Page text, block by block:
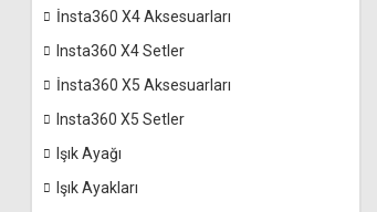
İnsta360 X4 Aksesuarları
Insta360 X4 Setler
İnsta360 X5 Aksesuarları
Insta360 X5 Setler
Işık Ayağı
Işık Ayakları